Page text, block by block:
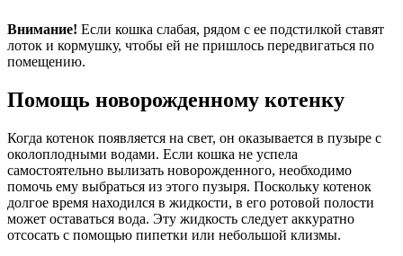
Внимание! Если кошка слабая, рядом с ее подстилкой ставят
лоток и кормушку, чтобы ей не пришлось передвигаться по
помещению.
Помощь новорожденному котенку
Когда котенок появляется на свет, он оказывается в пузыре с
околоплодными водами. Если кошка не успела
самостоятельно вылизать новорожденного, необходимо
помочь ему выбраться из этого пузыря. Поскольку котенок
долгое время находился в жидкости, в его ротовой полости
может оставаться вода. Эту жидкость следует аккуратно
отсосать с помощью пипетки или небольшой клизмы.